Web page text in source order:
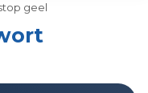
geel